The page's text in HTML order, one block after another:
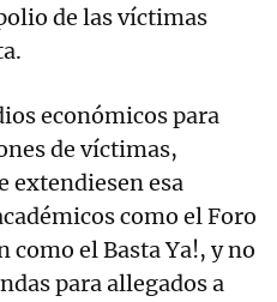
de las víctimas
económicos para
de víctimas,
extendiesen esa
como el Foro
como el Basta Ya!, y no
para allegados a